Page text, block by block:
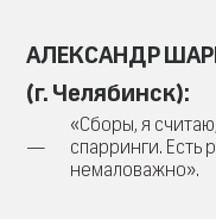
АЛЕКСАНДР
(г. Челябинск):
«Сборы, я
спарринги. Есть
немаловажно».